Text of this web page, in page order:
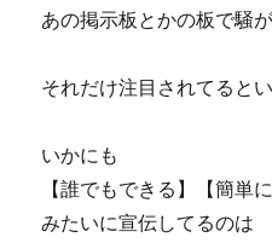
あの掲示板とかの板で騒
それだけ注目されてると
いかにも
【誰でもできる】【簡単
みたいに宣伝してるのは